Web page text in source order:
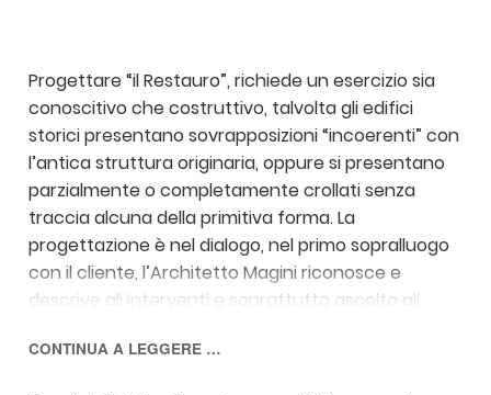
Progettare “il Restauro”, richiede un esercizio sia
conoscitivo che costruttivo, talvolta gli edifici
storici presentano sovrapposizioni “incoerenti” con
l’antica struttura originaria, oppure si presentano
parzialmente o completamente crollati senza
traccia alcuna della primitiva forma. La
progettazione è nel dialogo, nel primo sopralluogo
con il cliente, l’Architetto Magini riconosce e
descrive gli interventi e soprattutto ascolta gli
CONTINUA A LEGGERE …